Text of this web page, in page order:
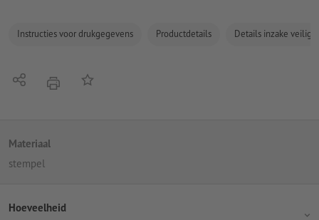
Instructies voor drukgegevens Productdetails Details inzake
Delen afdrukkenOp de lijst
Materiaal
stempel
Hoeveelheid